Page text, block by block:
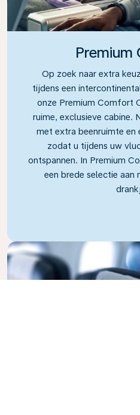
Premium
Op zoek naar extra
tijdens een
onze Premium Comfort
ruime, exclusieve cabine.
met extra beenruimte en
zodat u tijdens uw
ontspannen. In Premium
een brede selectie aan